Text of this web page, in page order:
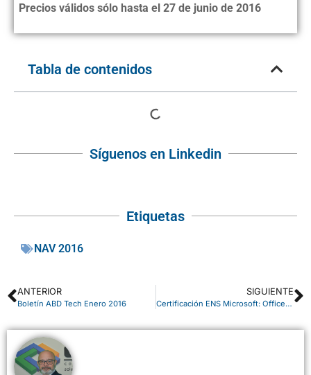
Precios válidos sólo hasta el 27 de junio de 2016
Tabla de contenidos
Síguenos en Linkedin
Etiquetas
NAV 2016
ANTERIOR
Boletín ABD Tech Enero 2016
SIGUIENTE
Certificación ENS Microsoft: Office 365 y Azure cumplen el Esquema Nacional de Seguridad